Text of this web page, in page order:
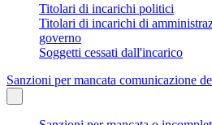
Titolari di incarichi politici
Titolari di incarichi di
governo
Soggetti cessati dall'incarico
Sanzioni per mancata comunicazione